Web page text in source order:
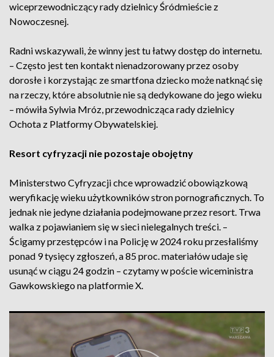
wiceprzewodniczący rady dzielnicy Śródmieście z
Nowoczesnej.
Radni wskazywali, że winny jest tu łatwy dostęp do internetu.
– Często jest ten kontakt nienadzorowany przez osoby
dorosłe i korzystając ze smartfona dziecko może natknąć się
na rzeczy, które absolutnie nie są dedykowane do jego wieku
– mówiła Sylwia Mróz, przewodnicząca rady dzielnicy
Ochota z Platformy Obywatelskiej.
Resort cyfryzacji nie pozostaje obojętny
Ministerstwo Cyfryzacji chce wprowadzić obowiązkową
weryfikację wieku użytkowników stron pornograficznych. To
jednak nie jedyne działania podejmowane przez resort. Trwa
walka z pojawianiem się w sieci nielegalnych treści. –
Ścigamy przestępców i na Policję w 2024 roku przesłaliśmy
ponad 9 tysięcy zgłoszeń, a 85 proc. materiałów udaje się
usunąć w ciągu 24 godzin – czytamy w poście wiceministra
Gawkowskiego na platformie X.